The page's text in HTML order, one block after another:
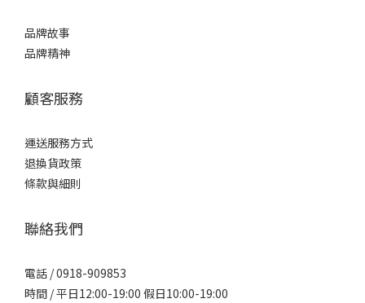
品牌故事
品牌精神
顧客服務
運送服務方式
退換貨政策
條款與細則
聯絡我們
電話 / 0918-909853
時間 / 平日12:00-19:00 假日10:00-19:00